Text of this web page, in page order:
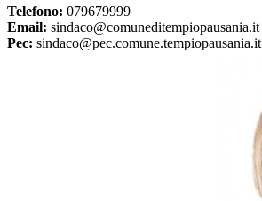
Telefono: 079679999
Email: sindaco@comuneditempiopausania.it
Pec: sindaco@pec.comune.tempiopausania.it